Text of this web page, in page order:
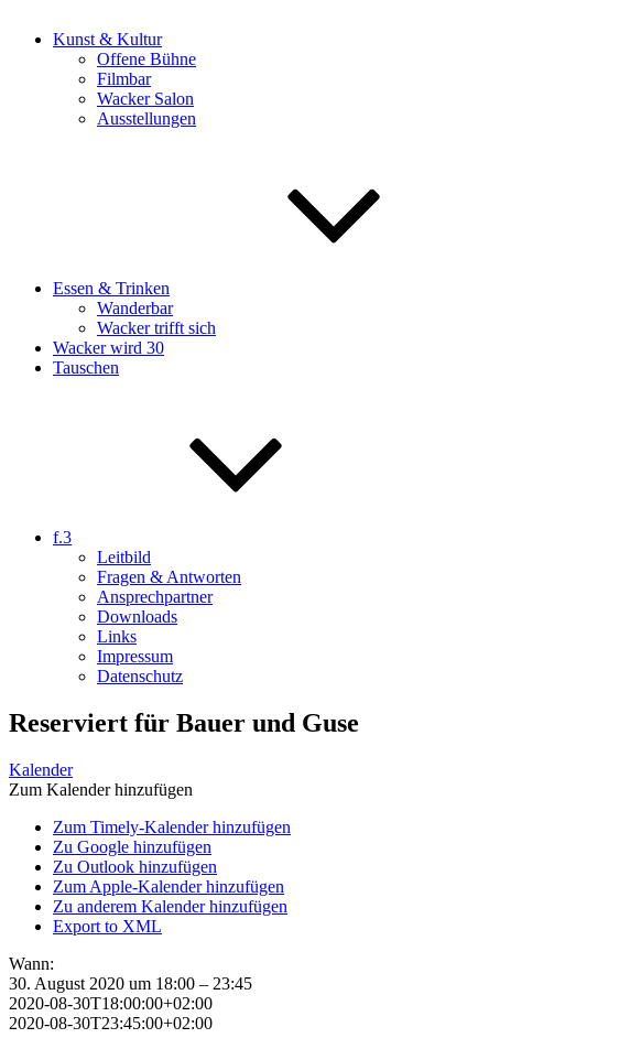
Kunst & Kultur
Offene Bühne
Filmbar
Wacker Salon
Ausstellungen
Essen & Trinken
Wanderbar
Wacker trifft sich
Wacker wird 30
Tauschen
f.3
Leitbild
Fragen & Antworten
Ansprechpartner
Downloads
Links
Impressum
Datenschutz
Reserviert für Bauer und Guse
Kalender
Zum Kalender hinzufügen
Zum Timely-Kalender hinzufügen
Zu Google hinzufügen
Zu Outlook hinzufügen
Zum Apple-Kalender hinzufügen
Zu anderem Kalender hinzufügen
Export to XML
Wann:
30. August 2020 um 18:00 – 23:45
2020-08-30T18:00:00+02:00
2020-08-30T23:45:00+02:00